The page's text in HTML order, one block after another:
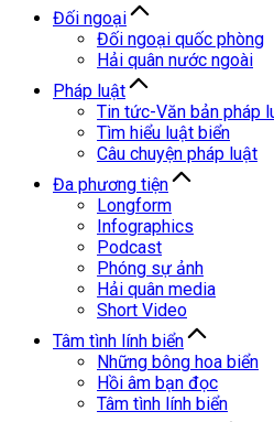
Đối ngoại
Đối ngoại quốc phòng
Hải quân nước ngoài
Pháp luật
Tin tức-Văn bản pháp
Tìm hiểu luật biển
Câu chuyện pháp luật
Đa phương tiện
Longform
Infographics
Podcast
Phóng sự ảnh
Hải quân media
Short Video
Tâm tình lính biển
Những bông hoa biển
Hồi âm bạn đọc
Tâm tình lính biển